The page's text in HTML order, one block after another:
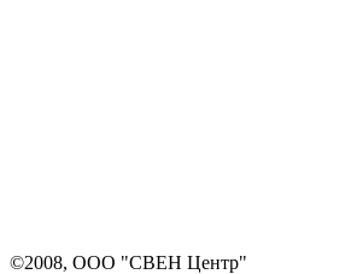
©2008, ООО "СВЕН Центр"